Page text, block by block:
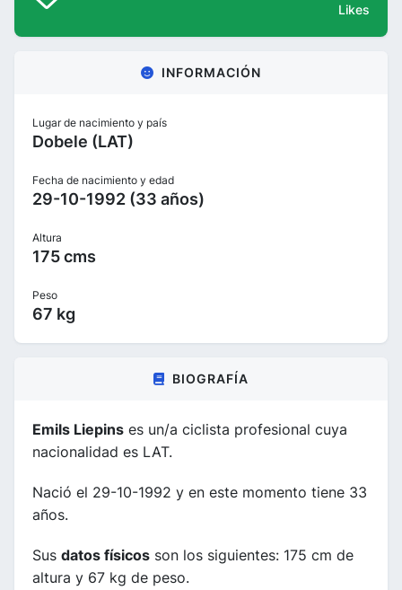
Likes
INFORMACIÓN
Lugar de nacimiento y país
Dobele (LAT)
Fecha de nacimiento y edad
29-10-1992 (33 años)
Altura
175 cms
Peso
67 kg
BIOGRAFÍA
Emils Liepins es un/a ciclista profesional cuya
nacionalidad es LAT.
Nació el 29-10-1992 y en este momento tiene 33
años.
Sus datos físicos son los siguientes: 175 cm de
altura y 67 kg de peso.